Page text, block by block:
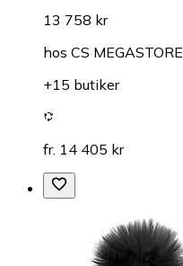
13 758 kr
hos CS MEGASTORE
+15 butiker
fr. 14 405 kr